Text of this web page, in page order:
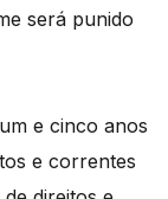
será punido
e cinco anos
e correntes